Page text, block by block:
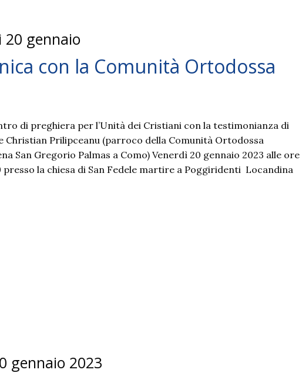
20 gennaio
con la Comunità Ortodossa
di preghiera per l’Unità dei Cristiani con la testimonianza di
Christian Prilipceanu (parroco della Comunità Ortodossa
San Gregorio Palmas a Como) Venerdì 20 gennaio 2023 alle ore
presso la chiesa di San Fedele martire a Poggiridenti Locandina
gennaio 2023